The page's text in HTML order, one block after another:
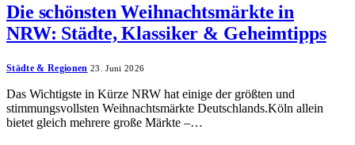
Die schönsten Weihnachtsmärkte in
NRW: Städte, Klassiker & Geheimtipps
Städte & Regionen 23. Juni 2026
Das Wichtigste in Kürze NRW hat einige der größten und
stimmungsvollsten Weihnachtsmärkte Deutschlands.Köln allein
bietet gleich mehrere große Märkte –…